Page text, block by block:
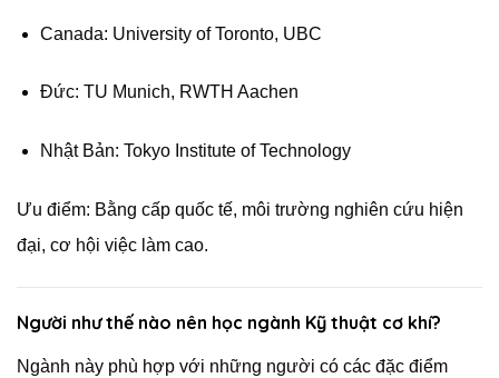
Canada: University of Toronto, UBC
Đức: TU Munich, RWTH Aachen
Nhật Bản: Tokyo Institute of Technology
Ưu điểm: Bằng cấp quốc tế, môi trường nghiên cứu hiện
đại, cơ hội việc làm cao.
Người như thế nào nên học ngành Kỹ thuật cơ khí?
Ngành này phù hợp với những người có các đặc điểm